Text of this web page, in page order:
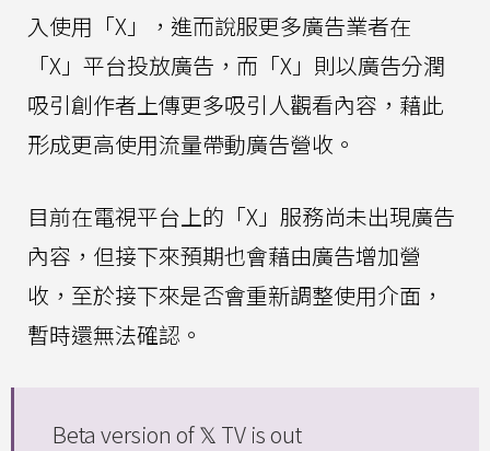
入使用「X」，進而說服更多廣告業者在
「X」平台投放廣告，而「X」則以廣告分潤
吸引創作者上傳更多吸引人觀看內容，藉此
形成更高使用流量帶動廣告營收。
目前在電視平台上的「X」服務尚未出現廣告
內容，但接下來預期也會藉由廣告增加營
收，至於接下來是否會重新調整使用介面，
暫時還無法確認。
Beta version of 𝕏 TV is out